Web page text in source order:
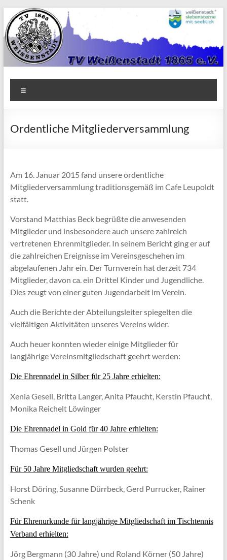
Zum
Inhalt
springen
TV
1865
Weißenstadt
Ordentliche Mitgliederversammlung
Am 16. Januar 2015 fand unsere ordentliche
Mitgliederversammlung traditionsgemäß im Cafe Leupoldt
statt.
Vorstand Matthias Beck begrüßte die anwesenden
Mitglieder und insbesondere auch unsere zahlreich
vertretenen Ehrenmitglieder. In seinem Bericht ging er auf
die zahlreichen Ereignisse im Vereinsgeschehen im
abgelaufenen Jahr ein. Der Turnverein hat derzeit 734
Mitglieder, davon ca. ein Drittel Kinder und Jugendliche.
Dies zeugt von einer guten Jugendarbeit im Verein.
Auch die Berichte der Abteilungsleiter spiegelten die
vielfältigen Aktivitäten unseres Vereins wider.
Auch heuer konnten wieder einige Mitglieder für
langjährige Vereinsmitgliedschaft geehrt werden:
Die Ehrennadel in Silber für 25 Jahre erhielten:
Xenia Gesell, Britta Langer, Anita Pfaucht, Kerstin Pfaucht,
Monika Reichelt Löwinger
Die Ehrennadel in Gold für 40 Jahre erhielten:
Thomas Gesell und Jürgen Polster
Für 50 Jahre Mitgliedschaft wurden geehrt:
Horst Döring, Susanne Dürrbeck, Gerd Purrucker, Rainer
Schenk
Für Ehrenurkunde für langjährige Mitgliedschaft im Tischtennis
Verband erhielten:
Jörg Bergmann (30 Jahre) und Roland Körner (50 Jahre)